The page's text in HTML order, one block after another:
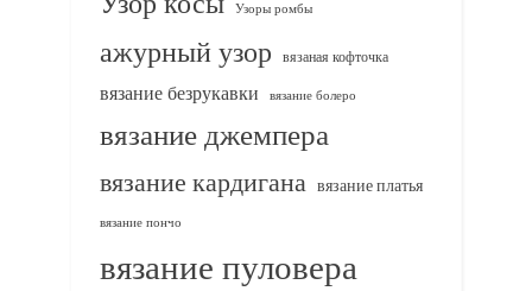
Узоры ромбы
ажурный узор вязаная кофточка
вязание безрукавки вязание болеро
вязание джемпера
вязание кардигана вязание платья
вязание пончо
вязание пуловера